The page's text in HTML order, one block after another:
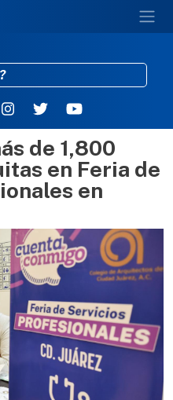
al contenido principal
de 1,800
en Feria de
en